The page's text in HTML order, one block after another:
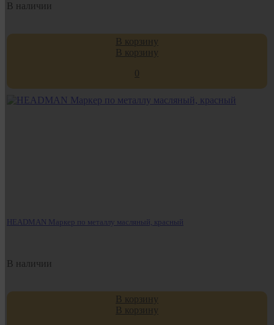
В наличии
В корзину
В корзину
0
HEADMAN Маркер по металлу масляный, красный
В наличии
В корзину
В корзину